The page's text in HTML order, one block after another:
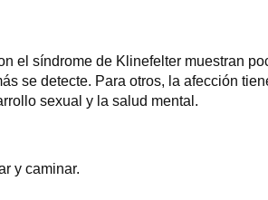
el síndrome de Klinefelter muestran
se detecte. Para otros, la afección
sexual y la salud mental.
y caminar.